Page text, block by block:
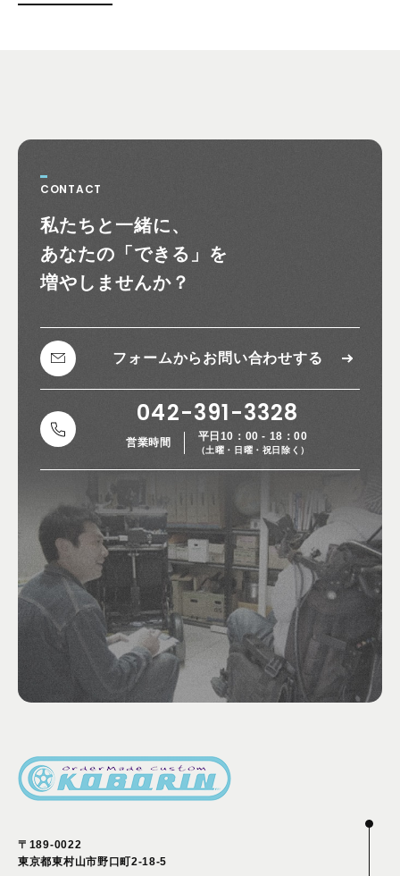
CONTACT
私たちと一緒に、
あなたの 「できる」を
増やしませんか？
フォームから お問い合わせする
042-391-3328
営業時間
平日10：00 - 18：00
（土曜・日曜・祝日除く）
〒189-0022
東京都東村山市野口町2-18-5